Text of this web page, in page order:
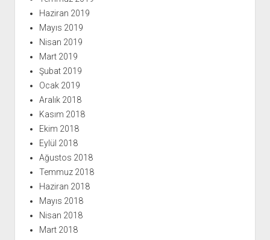
Haziran 2019
Mayıs 2019
Nisan 2019
Mart 2019
Şubat 2019
Ocak 2019
Aralık 2018
Kasım 2018
Ekim 2018
Eylül 2018
Ağustos 2018
Temmuz 2018
Haziran 2018
Mayıs 2018
Nisan 2018
Mart 2018